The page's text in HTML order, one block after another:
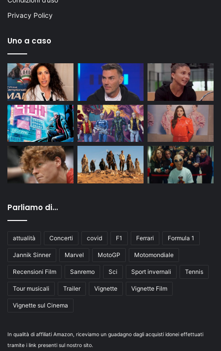
Privacy Policy
Uno a caso
Parliamo di…
attualità Concerti covid F1 Ferrari Formula 1
Jannik Sinner Marvel MotoGP Motomondiale
Recensioni Film Sanremo Sci Sport invernali Tennis
Tour musicali Trailer Vignette Vignette Film
Vignette sul Cinema
In qualità di affiliati Amazon, riceviamo un guadagno dagli acquisti idonei effettuati
tramite i link presenti sul nostro sito.